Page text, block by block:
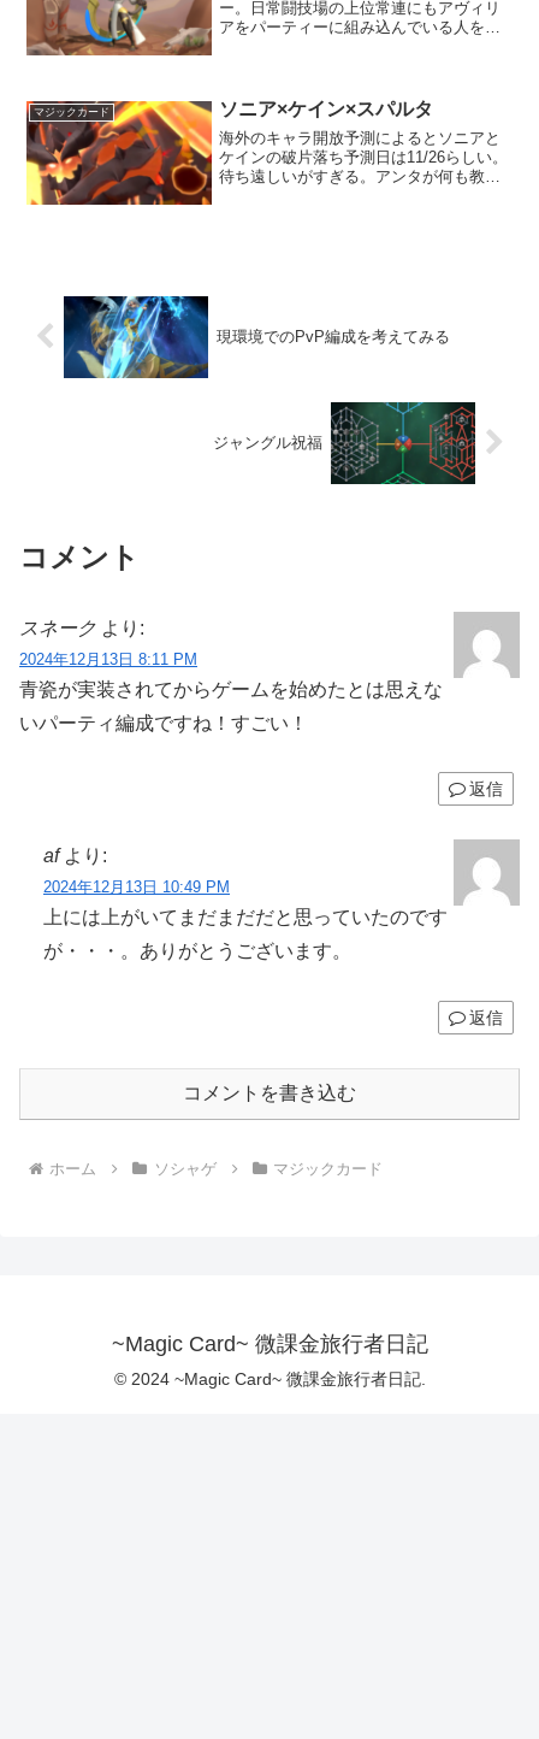
ー。日常闘技場の上位常連にもアヴィリ
アをパーティーに組み込んでいる人を結
な防御デバフをかけてくれる強...
マジックカード ソニア×ケイン×スパルタ
海外のキャラ開放予測によるとソニアと
ケインの破片落ち予測日は11/26らしい。
待ち遠しいがすぎる。アンタが何も教え
現環境でのPvP編成を考えてみる
ジャングル祝福
コメント
スネーク より:
2024年12月13日 8:11 PM
青瓷が実装されてからゲームを始めたとは思えな
いパーティ編成ですね！すごい！
返信
af より:
2024年12月13日 10:49 PM
上には上がいてまだまだだと思っていたのです
が・・・。ありがとうございます。
返信
コメントを書き込む
ホーム ソシャゲ マジックカード
~Magic Card~ 微課金旅行者日記
© 2024 ~Magic Card~ 微課金旅行者日記.